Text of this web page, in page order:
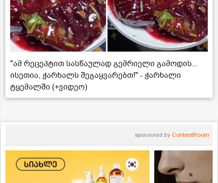
"ამ რეცეპტით სასწაულად გემრიელი გამოდის...
ისეთია, ჭარხალს შეგაყვარებთ!" - ჭარხალი
ტყემალში (+ვიდეო)
sponsored by ContentRoom